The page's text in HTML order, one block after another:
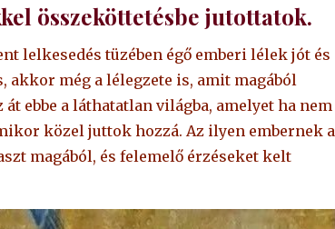
összeköttetésbe jutottatok.
lelkesedés tüzében égő emberi lélek jót és
még a lélegzete is, amit magából
ebbe a láthatatlan világba, amelyet ha nem
közel juttok hozzá. Az ilyen embernek a
magából, és felemelő érzéseket kelt